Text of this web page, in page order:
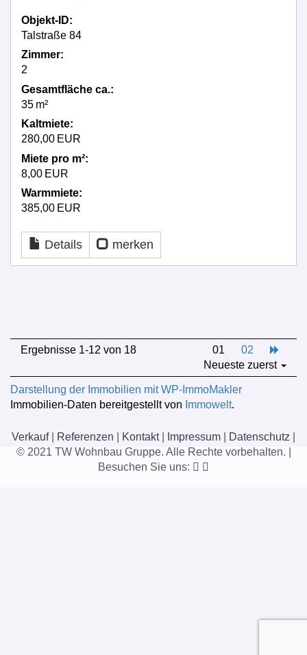
Objekt-ID:
Talstraße 84
Zimmer:
2
Gesamtfläche ca.:
35 m²
Kaltmiete:
280,00 EUR
Miete pro m²:
8,00 EUR
Warmmiete:
385,00 EUR
Details merken
Ergebnisse 1-12 von 18 01
02
Neueste zuerst
Darstellung der Immobilien mit WP-ImmoMakler
Immobilien-Daten bereitgestellt von Immowelt.
Verkauf| Referenzen Kontakt| Impressum Datenschutz
© 2021 TW Wohnbau Gruppe. Alle Rechte vorbehalten. |
Besuchen Sie uns: